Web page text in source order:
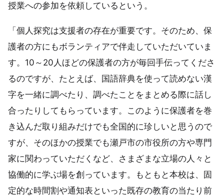
授業への参加を依頼しているという。
「個人探究は支援者の存在が重要です。そのため、保
護者の方にもボランティアで伴走していただいていま
す。10～20人ほどの保護者の方が毎回手伝ってくださ
るのですが、たとえば、国語辞典を使って読めない漢
字を一緒に調べたり、調べたことをまとめる際に話し
合ったりしてもらっています。このように保護者を巻
き込んだ取り組みだけでも全国的に珍しいと思うので
すが、そのほかの授業でも瀬戸市の市役所の方や専門
家に関わっていただくなど、さまざまな立場の人々と
協働的に学ぶ場を創っています。もともと本校は、固
定的な時間割や通知表といった既存の教育の当たり前